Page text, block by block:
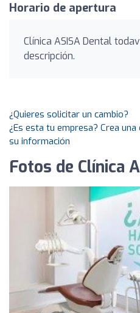
Horario de apertura
Clínica ASISA Dental
descripción.
¿Quieres solicitar un cambio?
¿Es esta tu empresa? Crea
su información
Fotos de Clínica